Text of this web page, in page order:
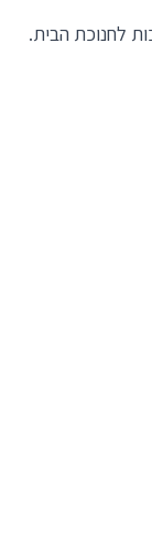
לחנוכת הבית.